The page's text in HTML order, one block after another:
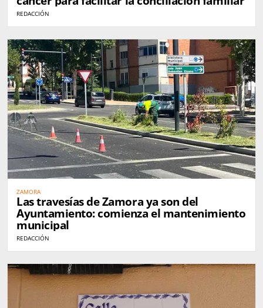
REDACCIÓN
ZAMORA
Las travesías de Zamora ya son del
Ayuntamiento: comienza el mantenimiento
municipal
REDACCIÓN